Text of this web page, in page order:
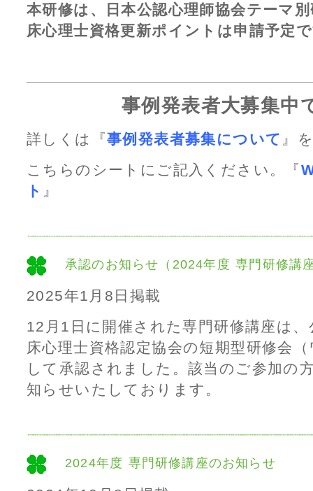
本研修は、日本公認心理師協会テーマ
床心理士資格更新ポイントは申請予定
事例発表者大募集中
詳しくは『事例発表者募集について 』
こちらのシートにご記入ください。『
ト 』
承認のお知らせ（2024年度 専門研修講
2025年1月8日掲載
12月1日に開催された専門研修講座は
床心理士資格認定協会の短期型研修会
して承認されました。該当のご参加の
知らせいたしております。
2024年度 専門研修講座のお知らせ